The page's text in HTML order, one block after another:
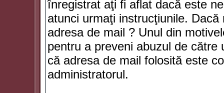
înregistrat aţi fi aflat dacă este
atunci urmaţi instrucţiunile.
adresa de mail ? Unul din
pentru a preveni abuzul de către
că adresa de mail folosită este
administratorul.